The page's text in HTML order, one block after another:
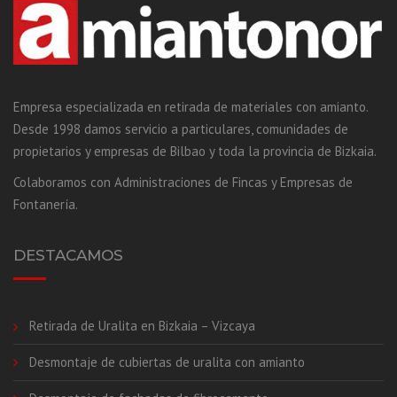
Empresa especializada en retirada de materiales con amianto.
Desde 1998 damos servicio a particulares, comunidades de
propietarios y empresas de Bilbao y toda la provincia de Bizkaia.
Colaboramos con Administraciones de Fincas y Empresas de
Fontanería.
DESTACAMOS
Retirada de Uralita en Bizkaia – Vizcaya
Desmontaje de cubiertas de uralita con amianto